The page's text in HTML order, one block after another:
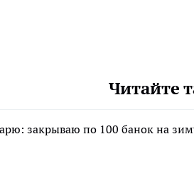
Читайте
закрываю по 100 банок на